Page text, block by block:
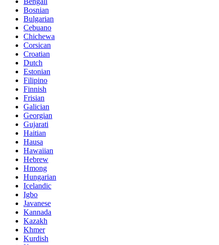
Bosnian
Bulgarian
Cebuano
Chichewa
Corsican
Croatian
Dutch
Estonian
Filipino
Finnish
Frisian
Galician
Georgian
Gujarati
Haitian
Hausa
Hawaiian
Hebrew
Hmong
Hungarian
Icelandic
Igbo
Javanese
Kannada
Kazakh
Khmer
Kurdish